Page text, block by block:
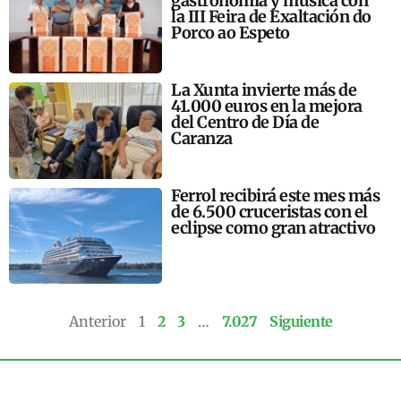
la III Feira de Exaltación do
Porco ao Espeto
La Xunta invierte más de
41.000 euros en la mejora
del Centro de Día de
Caranza
Ferrol recibirá este mes más
de 6.500 cruceristas con el
eclipse como gran atractivo
Anterior 1 2 3 … 7.027 Siguiente